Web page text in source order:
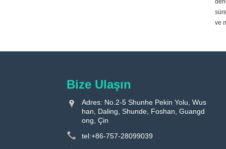
ve
Bize Ulaşın
Adres: No.2-5 Shunhe Pekin Yolu, Wus
han, Daling, Shunde, Foshan, Guangd
ong, Çin
tel:+86-757-28099039